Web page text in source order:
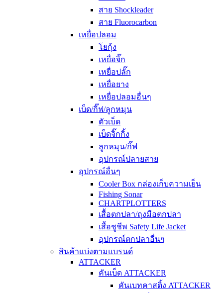
สาย Shockleader
สาย Fluorocarbon
เหยื่อปลอม
โยกุ้ง
เหยื่อจิ๊ก
เหยื่อปลั๊ก
เหยื่อยาง
เหยื่อปลอมอื่นๆ
เบ็ด/กิ๊ฟ/ลูกหมุน
ตัวเบ็ด
เบ็ดจิ๊กกิ้ง
ลูกหมุน/กิ๊ฟ
อุปกรณ์ปลายสาย
อุปกรณ์อื่นๆ
Cooler Box กล่องเก็บความเย็น
Fishing Sonar
CHARTPLOTTERS
เสื้อตกปลา/ถุงมือตกปลา
เสื้อชูชีพ Safety Life Jacket
อุปกรณ์ตกปลาอื่นๆ
สินค้าแบ่งตามแบรนด์
ATTACKER
คันเบ็ด ATTACKER
คันเบทคาสติ้ง ATTACKER